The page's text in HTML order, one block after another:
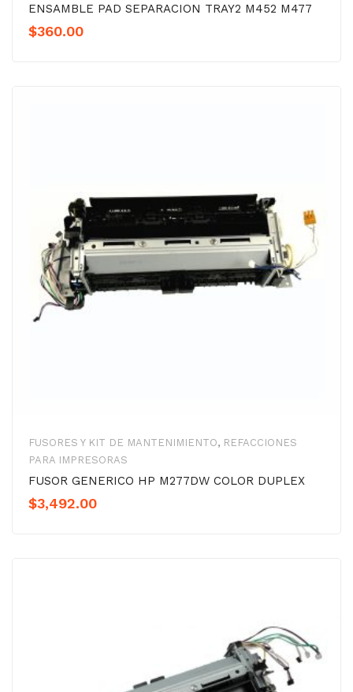
ENSAMBLE PAD SEPARACION TRAY2 M452 M477
$360.00
FUSORES Y KIT DE MANTENIMIENTO, REFACCIONES
PARA IMPRESORAS
FUSOR GENERICO HP M277DW COLOR DUPLEX
$3,492.00